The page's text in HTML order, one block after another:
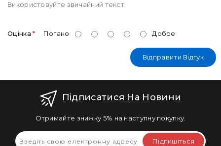
Використовуйте звичайний текст.
Оцінка Погано Добре
Відправити Відгук
Підписатися На Новини
Отримайте знижку 5% на наступну покупку.
Підпишіться